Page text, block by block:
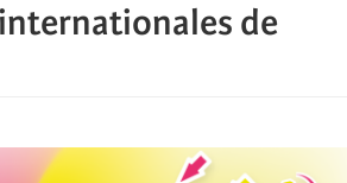
de